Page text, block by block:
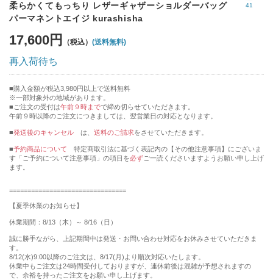
41
柔らかくてもっちり レザーギャザーショルダーバッグ
パーマネントエイジ kurashisha
17,600円 (送料無料)
再入荷待ち
購入金額が税込3,980円以上で送料無料
※一部対象外の地域があります。
ご注文の受付は午前９時までで締め切らせていただきます。
午前９時以降のご注文につきましては、翌営業日の対応となります。
■発送後のキャンセル は、 送料のご請求をさせていただきます。
■予約商品について 特定商取引法に基づく表記内の【その他注意事項】にございま
す「ご予約について注意事項」の項目を必ずご一読くださいますようお願い申し上げ
ます。
================================
【夏季休業のお知らせ】
休業期間：8/13（木）～ 8/16（日）
誠に勝手ながら、上記期間中は発送・お問い合わせ対応をお休みさせていただきま
す。
8/12(水)9:00以降のご注文は、8/17(月)より順次対応いたします。
休業中もご注文は24時間受付しておりますが、連休前後は混雑が予想されますの
で、余裕を持ったご注文をお願い申し上げます。